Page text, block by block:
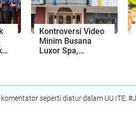
Kontroversi Video
Minim Busana
Luxor Spa,
Hukum
seperti diatur dalam UU ITE.